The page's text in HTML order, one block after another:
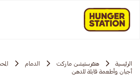
الرئيسية هنقرستيشن ماركت الدمام
أجبان وأطعمة قابلة للدهن